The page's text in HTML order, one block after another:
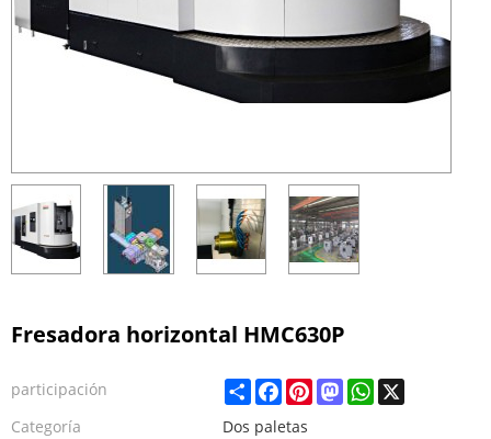
Fresadora horizontal HMC630P
participación ShareFacebook
PinterestMastodonWhatsApp
X
Categoría
Dos paletas